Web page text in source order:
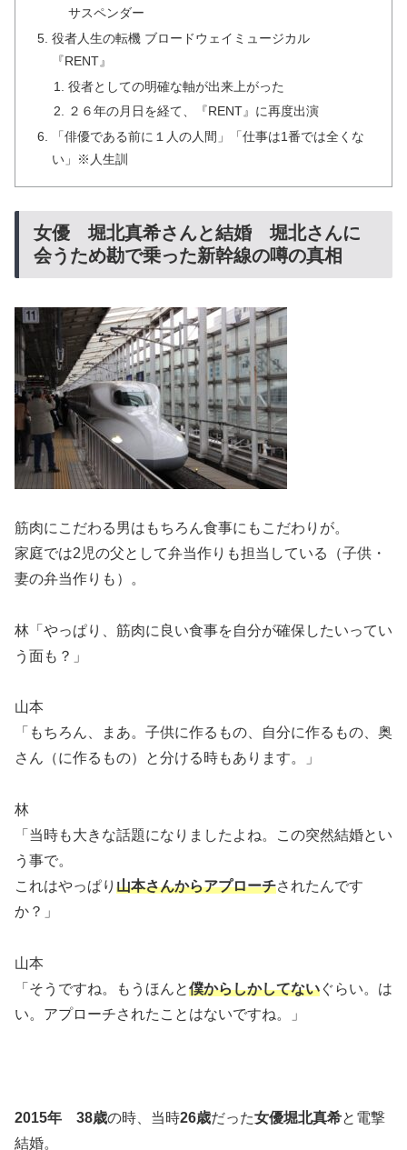
サスペンダー
役者人生の転機 ブロードウェイミュージカル
『RENT』
役者としての明確な軸が出来上がった
２６年の月日を経て、『RENT』に再度出演
「俳優である前に１人の人間」「仕事は1番では全くな
い」※人生訓
女優 堀北真希さんと結婚 堀北さんに
会うため勘で乗った新幹線の噂の真相
筋肉にこだわる男はもちろん食事にもこだわりが。
家庭では2児の父として弁当作りも担当している（子供・
妻の弁当作りも）。
林「やっぱり、筋肉に良い食事を自分が確保したいってい
う面も？」
山本
「もちろん、まあ。子供に作るもの、自分に作るもの、奥
さん（に作るもの）と分ける時もあります。」
林
「当時も大きな話題になりましたよね。この突然結婚とい
う事で。
これはやっぱり 山本さんからアプローチされたんです
か？」
山本
「そうですね。もうほんと僕からしかしてないぐらい。は
い。アプローチされたことはないですね。」
2015年 38歳の時、当時26歳だった女優堀北真希と電撃
結婚。